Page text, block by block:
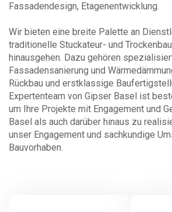
Fassadendesign, Etagenentwicklung.
Wir bieten eine breite Palette an
traditionelle Stuckateur- und
hinausgehen. Dazu gehören
Fassadensanierung und
Rückbau und erstklassige
Expertenteam von Gipser Basel ist
um Ihre Projekte mit Engagement und
Basel als auch darüber hinaus zu
unser Engagement und sachkundige
Bauvorhaben.